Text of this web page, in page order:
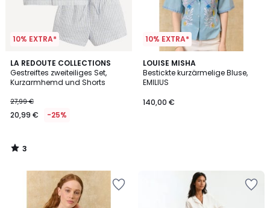
10% EXTRA*
LA REDOUTE COLLECTIONS
Gestreiftes zweiteiliges Set,
Kurzarmhemd und Shorts
27,99 €
20,99 € -25%
3
/
5
3
/
10% EXTRA*
LOUISE MISHA
Bestickte kurzärmelige Bluse,
EMILIUS
140,00 €